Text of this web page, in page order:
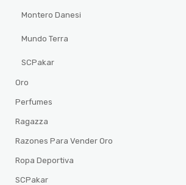
Montero Danesi
Mundo Terra
SCPakar
Oro
Perfumes
Ragazza
Razones Para Vender Oro
Ropa Deportiva
SCPakar